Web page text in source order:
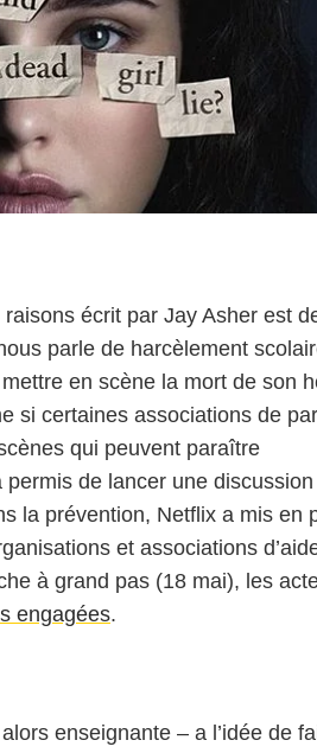
écrit par Jay Asher est
parle de harcèlement
en scène la mort de son
si certaines associations de
qui peuvent paraître
permis de lancer une
la prévention, Netflix a mis en
et associations
à grand pas (18 mai), les
engagées.
enseignante – a l’idée de